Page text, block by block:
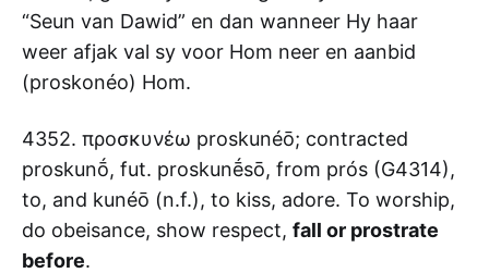
“Seun van Dawid” en dan wanneer Hy haar
weer afjak val sy voor Hom neer en aanbid
(proskonéo) Hom.
4352. προσκυνέω proskunéō; contracted
proskunṓ, fut. proskunḗsō, from prós (G4314),
to, and kunéō (n.f.), to kiss, adore. To worship,
do obeisance, show respect, fall or prostrate
before.